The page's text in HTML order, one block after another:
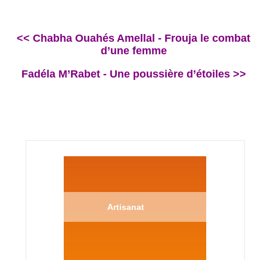
<< Chabha Ouahés Amellal - Frouja le combat
d’une femme
Fadéla M’Rabet - Une poussière d’étoiles >>
Artisanat